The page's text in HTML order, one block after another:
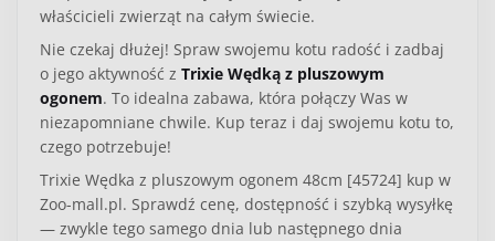
właścicieli zwierząt na całym świecie.
Nie czekaj dłużej! Spraw swojemu kotu radość i zadbaj
o jego aktywność z Trixie Wędką z pluszowym
ogonem. To idealna zabawa, która połączy Was w
niezapomniane chwile. Kup teraz i daj swojemu kotu to,
czego potrzebuje!
Trixie Wędka z pluszowym ogonem 48cm [45724] kup w
Zoo-mall.pl. Sprawdź cenę, dostępność i szybką wysyłkę
— zwykle tego samego dnia lub następnego dnia